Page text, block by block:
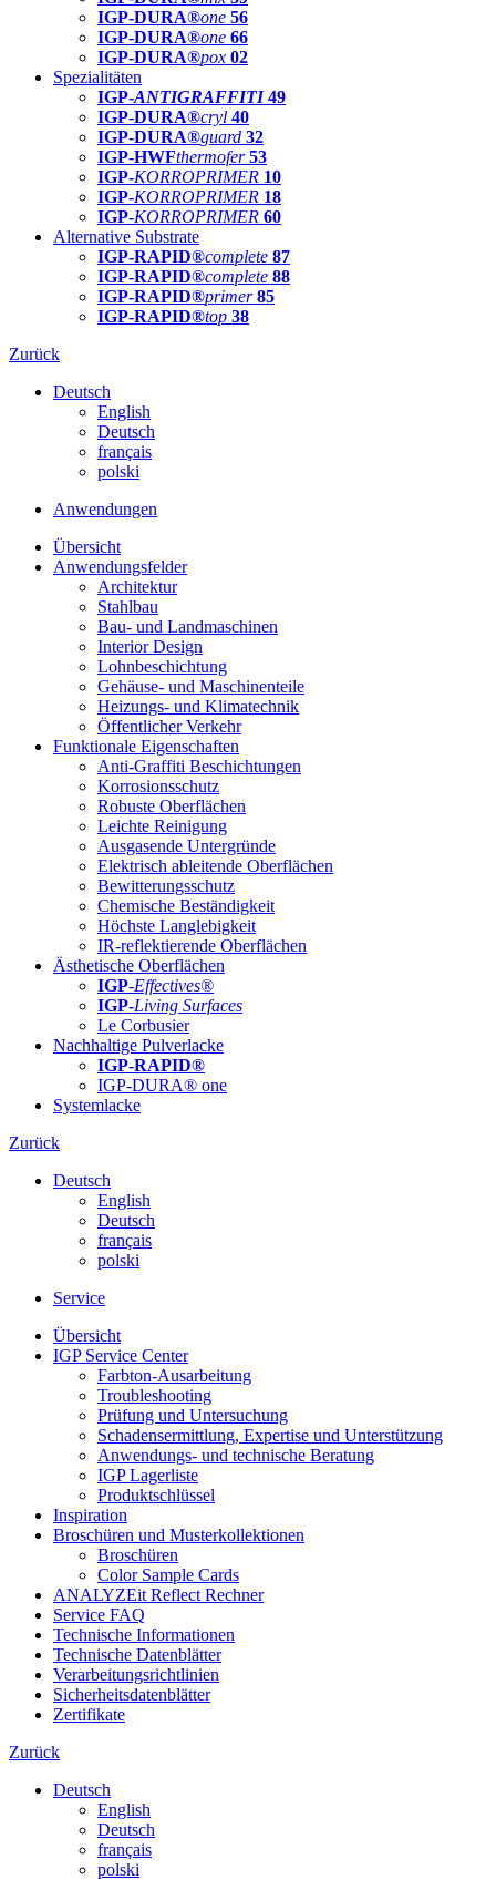
IGP-DURA®one 56
IGP-DURA®one 66
IGP-DURA®pox 02
Spezialitäten
IGP-ANTIGRAFFITI49
IGP-DURA®cryl 40
IGP-DURA®guard 32
IGP-HWFthermofer 53
IGP-KORROPRIMER 10
IGP-KORROPRIMER 18
IGP-KORROPRIMER 60
Alternative Substrate
IGP-RAPID®complete 87
IGP-RAPID®complete 88
IGP-RAPID®primer 85
IGP-RAPID®top 38
Zurück
Deutsch
English
Deutsch
français
polski
Anwendungen
Übersicht
Anwendungsfelder
Architektur
Stahlbau
Bau- und Landmaschinen
Interior Design
Lohnbeschichtung
Gehäuse- und Maschinenteile
Heizungs- und Klimatechnik
Öffentlicher Verkehr
Funktionale Eigenschaften
Anti-Graffiti Beschichtungen
Korrosionsschutz
Robuste Oberflächen
Leichte Reinigung
Ausgasende Untergründe
Elektrisch ableitende Oberflächen
Bewitterungsschutz
Chemische Beständigkeit
Höchste Langlebigkeit
IR-reflektierende Oberflächen
Ästhetische Oberflächen
IGP-Effectives®
IGP-Living Surfaces
Le Corbusier
Nachhaltige Pulverlacke
IGP-RAPID®
IGP-DURA® one
Systemlacke
Zurück
Deutsch
English
Deutsch
français
polski
Service
Übersicht
IGP Service Center
Farbton-Ausarbeitung
Troubleshooting
Prüfung und Untersuchung
Schadensermittlung, Expertise und Unterstützung
Anwendungs- und technische Beratung
IGP Lagerliste
Produktschlüssel
Inspiration
Broschüren und Musterkollektionen
Broschüren
Color Sample Cards
ANALYZEit Reflect Rechner
Service FAQ
Technische Informationen
Technische Datenblätter
Verarbeitungsrichtlinien
Sicherheitsdatenblätter
Zertifikate
Zurück
Deutsch
English
Deutsch
français
polski